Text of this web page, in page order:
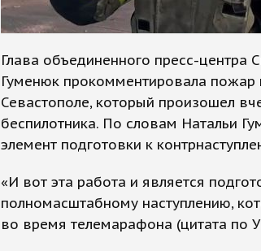
Глава объединенного пресс-центра
Гуменюк прокомментировала
Севастополе, который произошел
беспилотника. По словам Натальи
элемент подготовки к
«И вот эта работа и является
полномасштабному наступлению,
во время телемарафона (цитата по